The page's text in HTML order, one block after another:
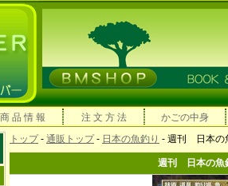
商 品 情 報 注 文 方 法 かごの中身
トップ- 通販トップ- 日本の魚釣り - 週刊 日本
週刊 日本の